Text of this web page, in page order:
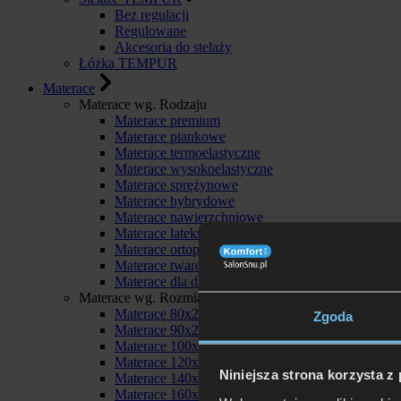
Zgoda
Niniejsza strona korzysta z
Bez regulacji
Regulowane
Akcesoria do stelaży
Łóżka TEMPUR
Materace
Materace wg. Rodzaju
Materace premium
Materace piankowe
Materace termoelastyczne
Materace wysokoelastyczne
Materace sprężynowe
Materace hybrydowe
Materace nawierzchniowe
Materace lateksowe
Materace ortopedyczne
Materace twarde
Materace dla dzieci
Materace wg. Rozmiaru
Materace 80x200
Materace 90x200
Materace 100x200
Materace 120x200
Materace 140x200
Materace 160x200